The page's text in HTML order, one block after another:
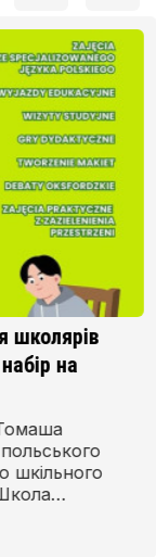
школярів
на
шкільного
за